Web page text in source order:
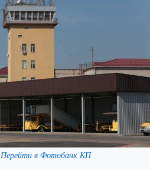
Перейти в Фотобанк КП